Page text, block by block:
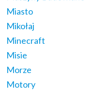
Miasto
Mikołaj
Minecraft
Misie
Morze
Motory